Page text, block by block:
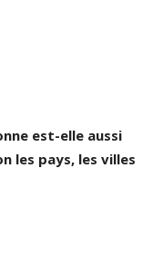
est-elle aussi
les pays, les villes